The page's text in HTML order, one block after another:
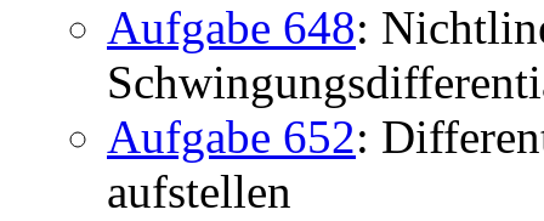
Aufgabe 648:
Aufgabe 652:
aufstellen